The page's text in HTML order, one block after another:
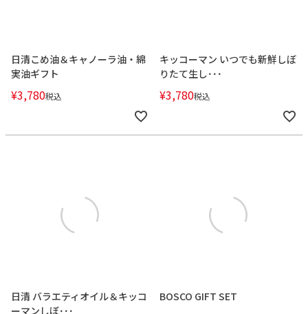
日清こめ油＆キャノーラ油・綿
実油ギフト
¥3,780税込
キッコーマン いつでも新鮮しぼ
りたて生し･･･
¥3,780税込
日清 バラエティオイル＆キッコ
ーマンしぼ･･･
BOSCO GIFT SET